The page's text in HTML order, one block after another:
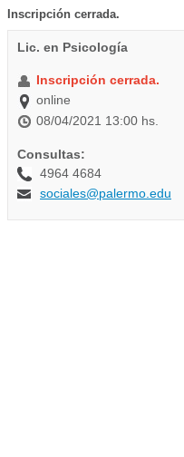
Inscripción cerrada.
Lic. en Psicología
Inscripción cerrada.
online
08/04/2021 13:00 hs.
Consultas:
4964 4684
sociales@palermo.edu